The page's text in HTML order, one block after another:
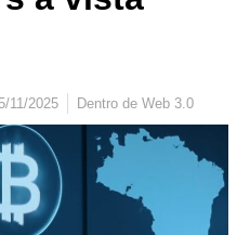
11/2025 Dentro de Web 3.0